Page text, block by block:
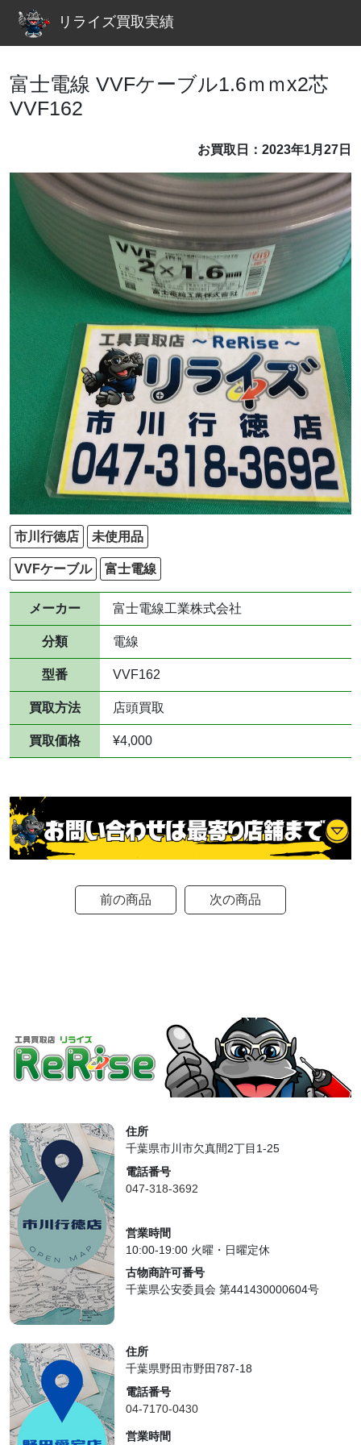
リライズ買取実績
富士電線 VVFケーブル1.6ｍｍx2芯
VVF162
お買取日：2023年1月27日
市川行徳店 未使用品
VVFケーブル 富士電線
メーカー 富士電線工業株式会社
分類 電線
型番 VVF162
買取方法 店頭買取
買取価格 ¥4,000
前の商品 次の商品
住所
千葉県市川市欠真間2丁目1-25
電話番号
047-318-3692
営業時間
10:00-19:00 火曜・日曜定休
古物商許可番号
千葉県公安委員会 第441430000604号
住所
千葉県野田市野田787-18
電話番号
04-7170-0430
営業時間